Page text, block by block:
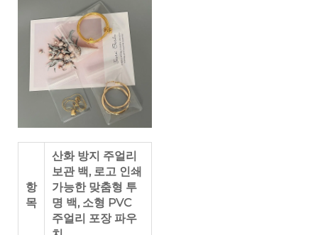
항
목
산화 방지 주얼리
보관 백, 로고 인쇄
가능한 맞춤형 투
명 백, 소형 PVC
주얼리 포장 파우